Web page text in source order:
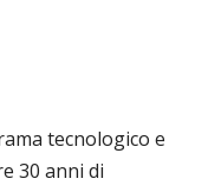
tecnologico e
30 anni di